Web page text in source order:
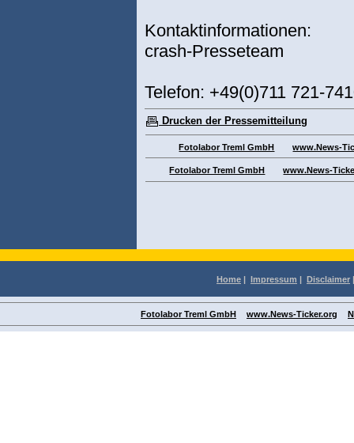
Kontaktinformationen:
crash-Presseteam
Telefon: +49(0)711 721-
Drucken der Pressemitteilung
Fotolabor Treml GmbH www.News-
Fotolabor Treml GmbH www.News-
Home | Impressum | Disclaimer
Fotolabor Treml GmbH www.News-Ticker.org